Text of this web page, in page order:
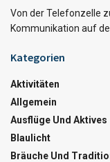
Von der Telefonzelle
Kommunikation auf
Kategorien
Aktivitäten
Allgemein
Ausflüge Und Aktives
Blaulicht
Bräuche Und